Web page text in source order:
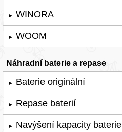
► WINORA
► WOOM
Náhradní baterie a repase
► Baterie originální
► Repase baterií
► Navýšení kapacity baterie